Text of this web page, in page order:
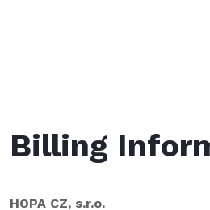
Billing
HOPA CZ, s.r.o.